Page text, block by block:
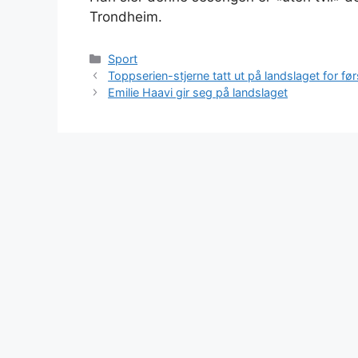
Trondheim.
Kategorier
Sport
Toppserien-stjerne tatt ut på landslaget for
Emilie Haavi gir seg på landslaget